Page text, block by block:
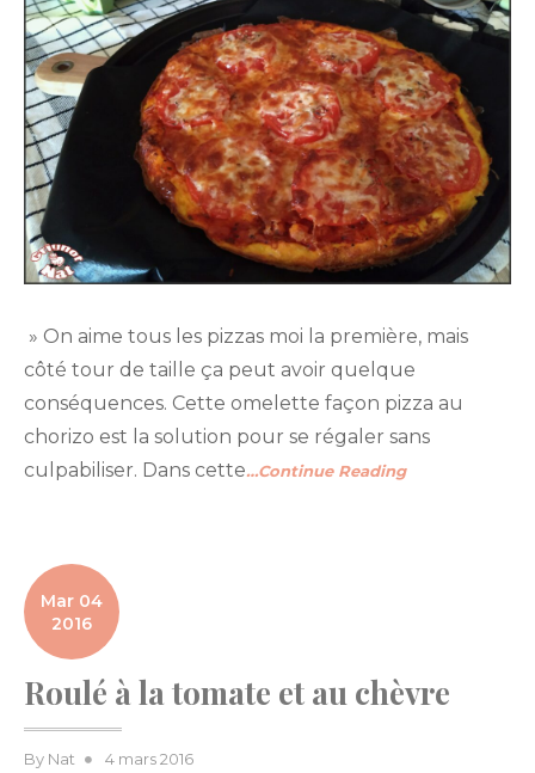
» On aime tous les pizzas moi la première, mais
côté tour de taille ça peut avoir quelque
conséquences. Cette omelette façon pizza au
chorizo est la solution pour se régaler sans
culpabiliser. Dans cette…Continue Reading
Mar 04
2016
Roulé à la tomate et au chèvre
By Nat
Posted
4 mars 2016